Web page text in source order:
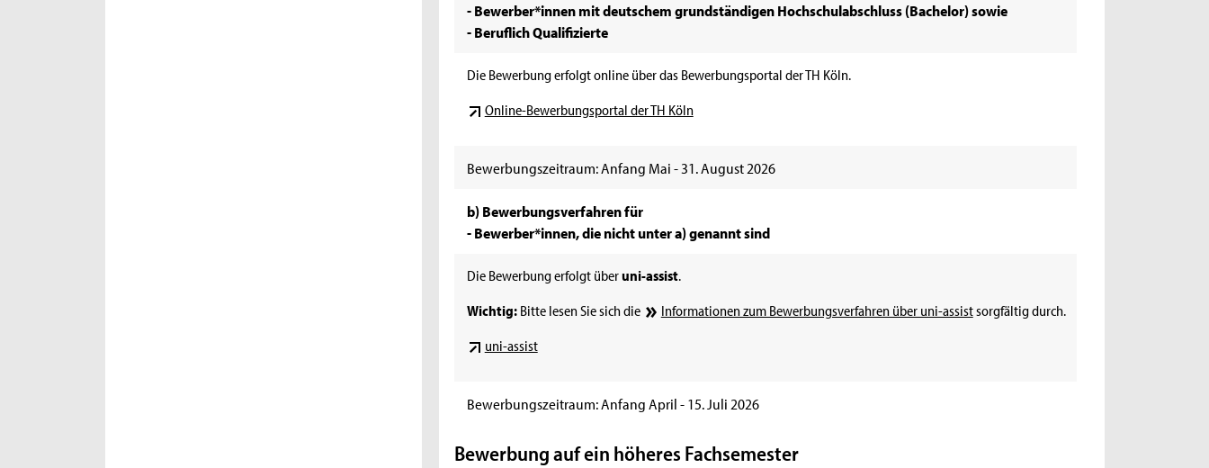
- Bewerber*innen mit deutschem grundständigen Hochschulabschluss (Bachelor) sowie
- Beruflich Qualifizierte
Die Bewerbung erfolgt online über das Bewerbungsportal der TH Köln.
Online-Bewerbungsportal der TH Köln
Bewerbungszeitraum: Anfang Mai - 31. August 2026
b) Bewerbungsverfahren für
- Bewerber*innen, die nicht unter a) genannt sind
Die Bewerbung erfolgt überuni-assist.
Wichtig:Bitte lesen Sie sich die Informationen zum Bewerbungsverfahren über uni-assistsorgfältig durch.
uni-assist
Bewerbungszeitraum: Anfang April - 15. Juli 2026
Bewerbung auf ein höheres Fachsemester